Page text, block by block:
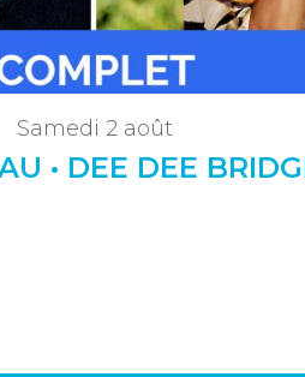
Samedi 2 août
• DEE DEE